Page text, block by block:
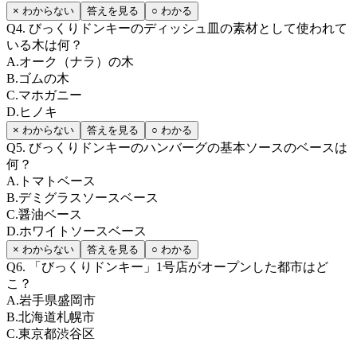
× わからない 答えを見る ○ わかる
Q4. びっくりドンキーのディッシュ皿の素材として使われて
いる木は何？
A.オーク（ナラ）の木
B.ゴムの木
C.マホガニー
D. ヒノキ
× わからない 答えを見る ○ わかる
Q5. びっくりドンキーのハンバーグの基本ソースのベースは
何？
A. トマトベース
B.デミグラスソースベース
C.醤油ベース
D.ホワイトソースベース
× わからない 答えを見る ○ わかる
Q6.
「びっくりドンキー」1号店がオープンした都市はど
こ？
A.岩手県盛岡市
B.北海道札幌市
C.東京都渋谷区